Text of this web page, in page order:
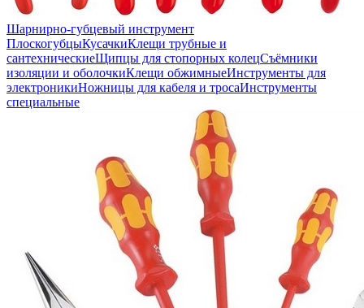
Шарнирно-губцевый инструмент
ПлоскогубцыКусачкиКлещи трубные и
сантехническиеЩипцы для стопорных колецСъёмники
изоляции и оболочкиКлещи обжимныеИнструменты для
электроникиНожницы для кабеля и тросаИнструменты
специальные